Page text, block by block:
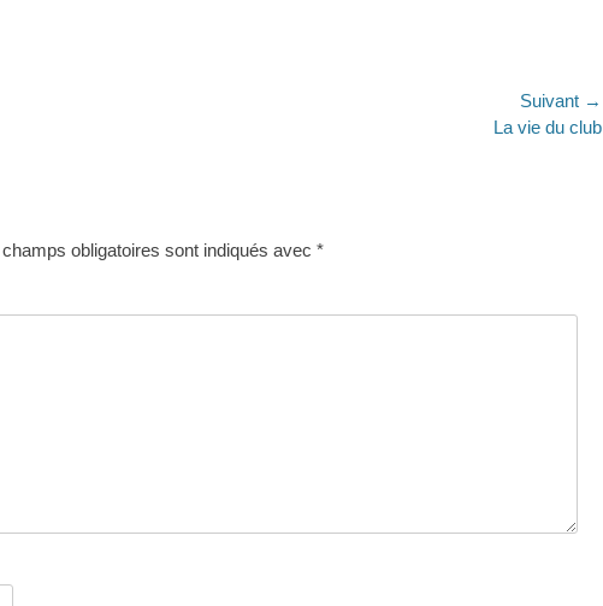
Suivant →
La vie du club
obligatoires sont indiqués avec *